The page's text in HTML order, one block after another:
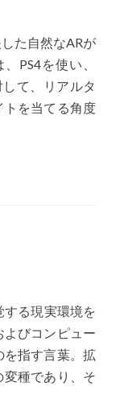
た自然なARが
PS4を使い、
て、リアルタ
トを当てる角度
する現実環境を
よびコンピュー
を指す言葉。拡
種であり、そ